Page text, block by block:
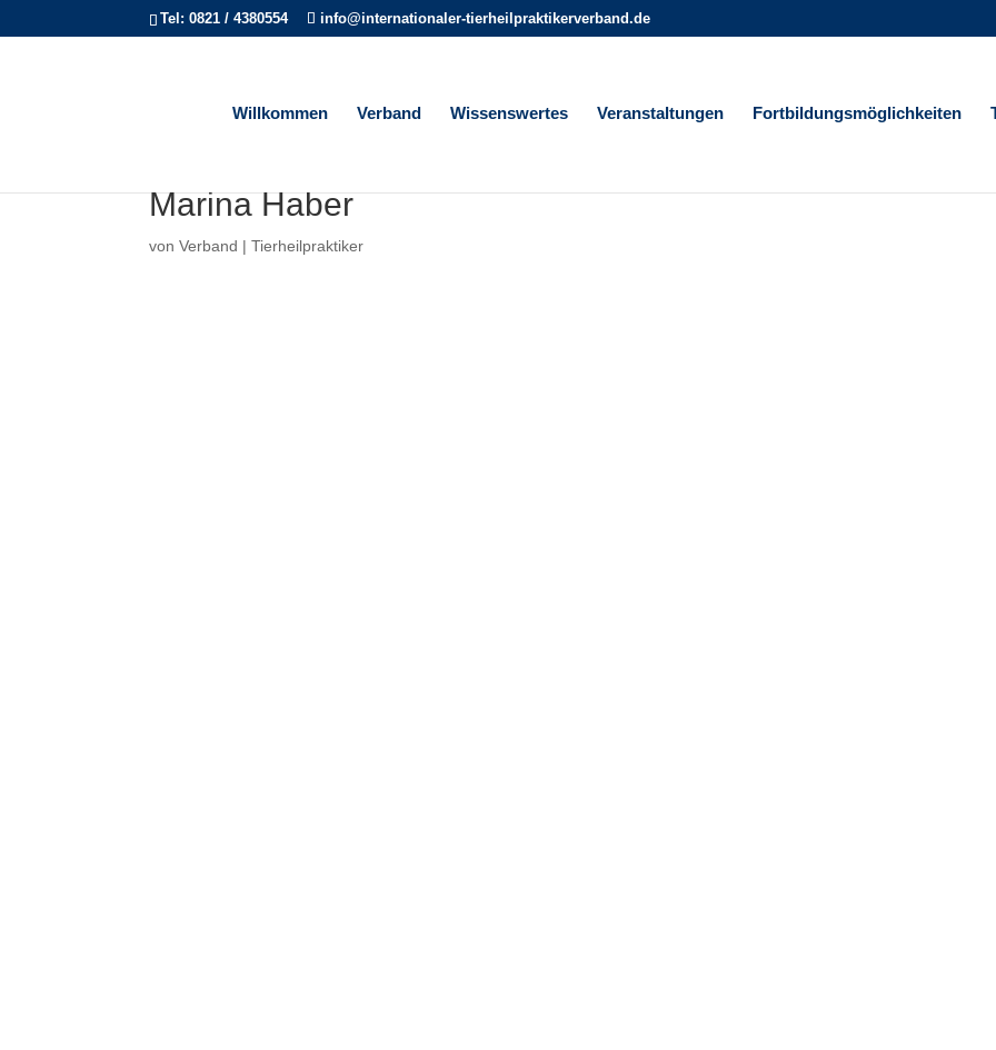
Tel: 0821 / 4380554 info@internationaler-tierheilpraktikerverband.de
Willkommen Verband Wissenswertes Veranstaltungen Fortbildungsmöglichkeiten
Marina Haber
vonVerband |Tierheilpraktiker